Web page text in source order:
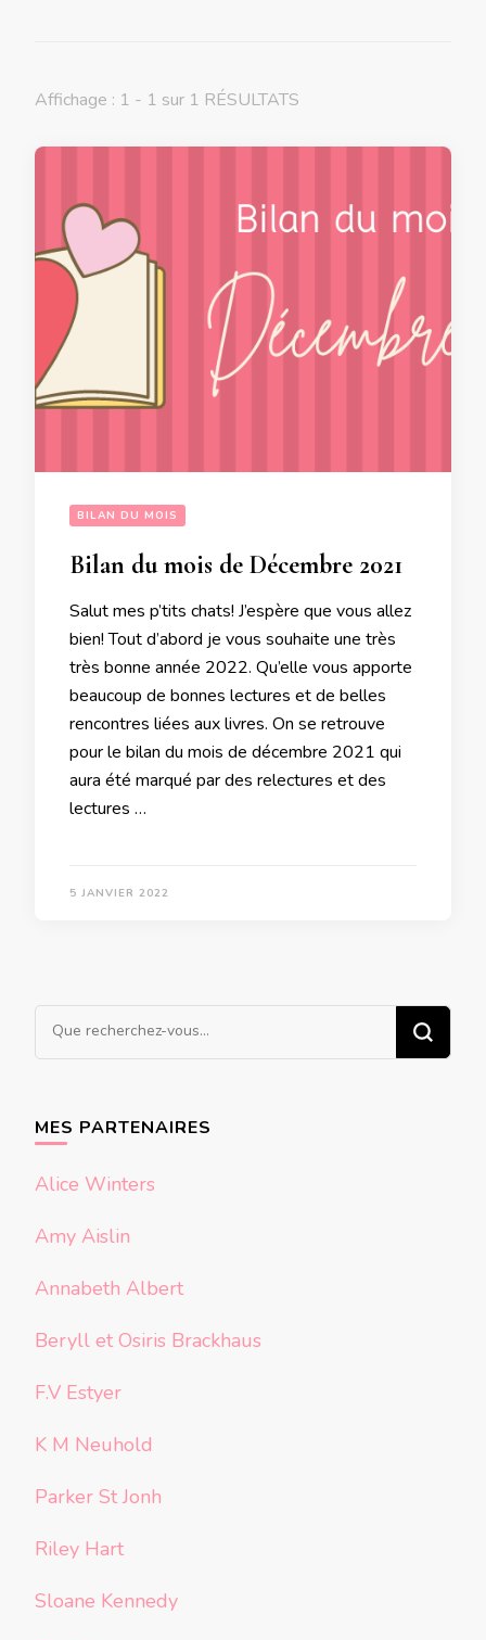
Affichage : 1 - 1 sur 1 RÉSULTATS
BILAN DU MOIS
Bilan du mois de Décembre 2021
Salut mes p’tits chats! J’espère que vous allez
bien! Tout d’abord je vous souhaite une très
très bonne année 2022. Qu’elle vous apporte
beaucoup de bonnes lectures et de belles
rencontres liées aux livres. On se retrouve
pour le bilan du mois de décembre 2021 qui
aura été marqué par des relectures et des
lectures …
5 JANVIER 2022
Vous
recherchiez
MES PARTENAIRES
Alice Winters
Amy Aislin
Annabeth Albert
Beryll et Osiris Brackhaus
F.V Estyer
K M Neuhold
Parker St Jonh
Riley Hart
Sloane Kennedy